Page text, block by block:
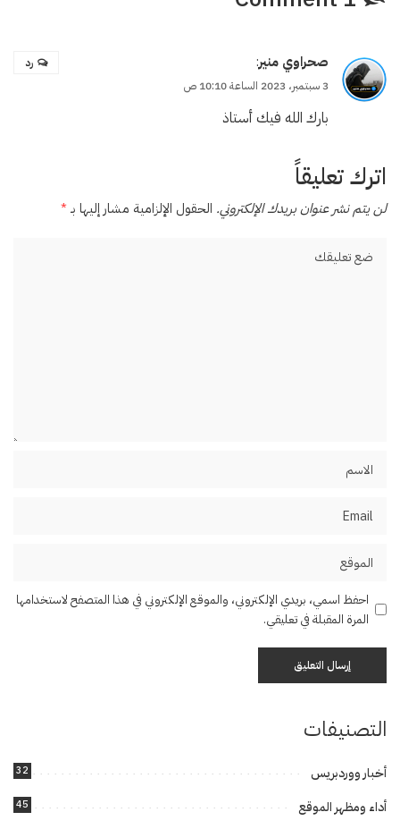
صحراوي منير:
3 سبتمبر، 2023 الساعة 10:10 ص
بارك الله فيك أستاذ
رد
اترك تعليقاً
لن يتم نشر عنوان بريدك الإلكتروني. الحقول الإلزامية مشار إليها بـ*
احفظ اسمي، بريدي الإلكتروني، والموقع الإلكتروني في هذا المتصفح لاستخدامها
المرة المقبلة في تعليقي.
التصنيفات
أخبار ووردبريس 32
أداء ومظهر الموقع 45